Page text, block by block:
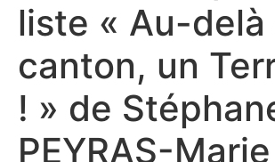
liste « Au-delà
canton, un
! » de
PEYRAS-Marie